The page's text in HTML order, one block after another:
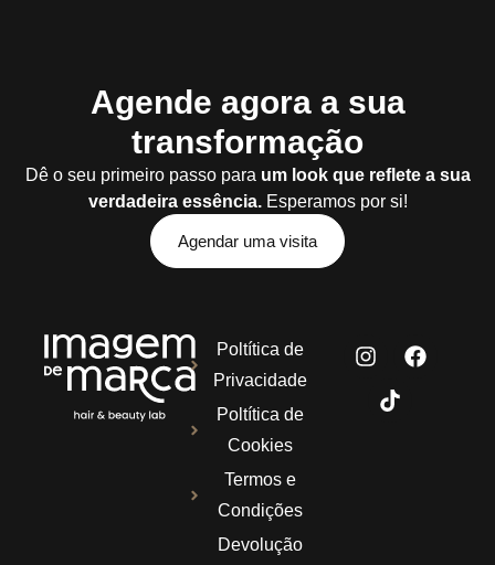
Agende agora a sua
transformação
Dê o seu primeiro passo para um look que reflete a sua
verdadeira essência.Esperamos por si!
Agendar uma visita
Poltítica de
Privacidade
Poltítica de
Cookies
Termos e
Condições
Devolução